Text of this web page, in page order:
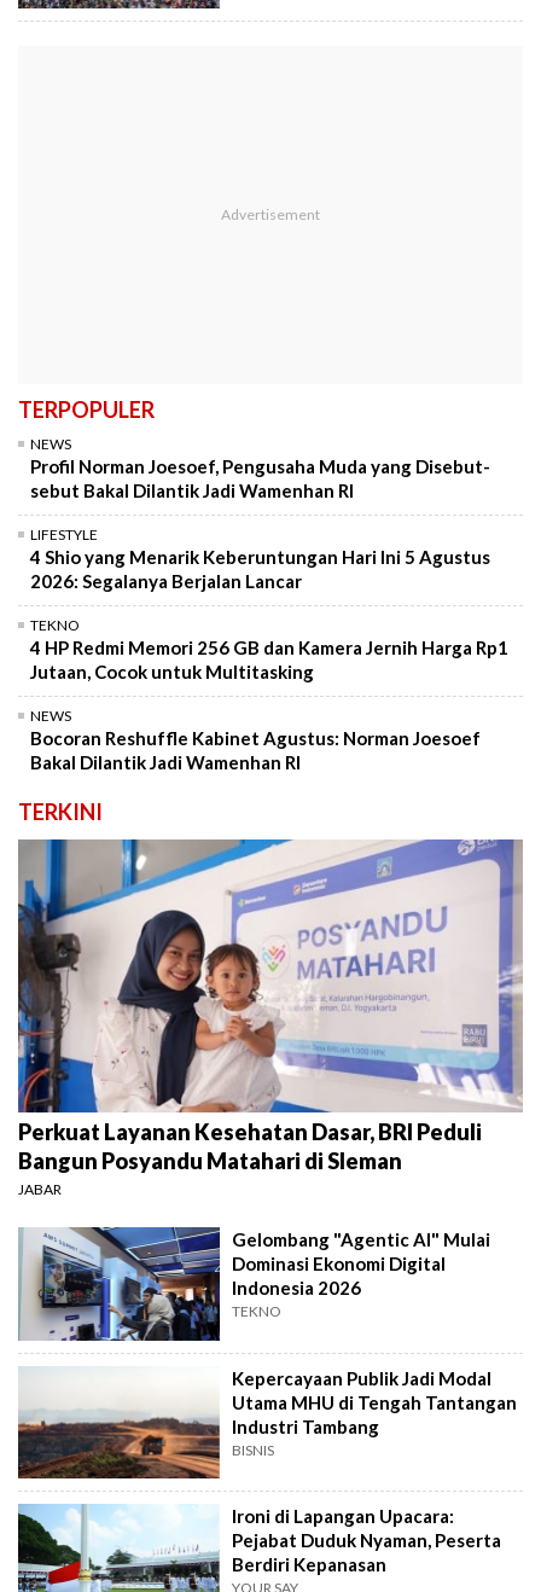
TERPOPULER
NEWS
Profil Norman Joesoef, Pengusaha Muda yang Disebut-
sebut Bakal Dilantik Jadi Wamenhan RI
LIFESTYLE
4 Shio yang Menarik Keberuntungan Hari Ini 5 Agustus
2026: Segalanya Berjalan Lancar
TEKNO
4 HP Redmi Memori 256 GB dan Kamera Jernih Harga Rp1
Jutaan, Cocok untuk Multitasking
NEWS
Bocoran Reshuffle Kabinet Agustus: Norman Joesoef
Bakal Dilantik Jadi Wamenhan RI
TERKINI
Perkuat Layanan Kesehatan Dasar, BRI Peduli
Bangun Posyandu Matahari di Sleman
JABAR
Gelombang "Agentic AI" Mulai
Dominasi Ekonomi Digital
Indonesia 2026
TEKNO
Kepercayaan Publik Jadi Modal
Utama MHU di Tengah Tantangan
Industri Tambang
BISNIS
Ironi di Lapangan Upacara:
Pejabat Duduk Nyaman, Peserta
Berdiri Kepanasan
YOUR SAY